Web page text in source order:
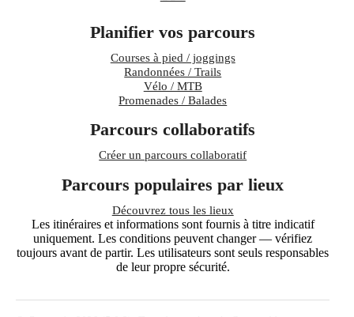
Planifier vos parcours
Courses à pied / joggings
Randonnées / Trails
Vélo / MTB
Promenades / Balades
Parcours collaboratifs
Créer un parcours collaboratif
Parcours populaires par lieux
Découvrez tous les lieux
Les itinéraires et informations sont fournis à titre indicatif
uniquement. Les conditions peuvent changer — vérifiez
toujours avant de partir. Les utilisateurs sont seuls responsables
de leur propre sécurité.